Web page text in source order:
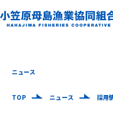
ニュース
TOP ニュース 採用